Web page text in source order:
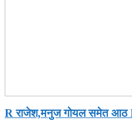
R राजेश,मनुज गोयल समेत आठ